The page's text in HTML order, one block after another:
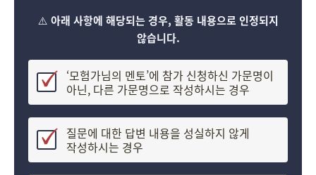
⚠️ 아래 사항에 해당되는 경우, 활동 내용으로 인정되지
않습니다.
‘모험가님의 멘토’에 참가 신청하신 가문명이
아닌, 다른 가문명으로 작성하시는 경우
질문에 대한 답변 내용을 성실하지 않게
작성하시는 경우